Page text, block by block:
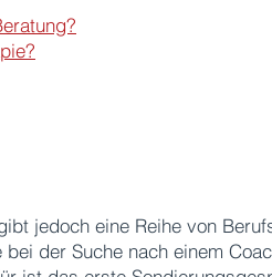
jedoch eine Reihe von
der Suche nach einem